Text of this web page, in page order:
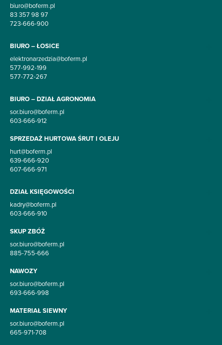
biuro@boferm.pl
83 357 98 97
723-666-900
BIURO – ŁOSICE
elektronarzedzia@boferm.pl
577-992-199
577-772-267
BIURO – DZIAŁ AGRONOMIA
sor.biuro@boferm.pl
603-666-912
SPRZEDAŻ HURTOWA ŚRUT I OLEJU
hurt@boferm.pl
639-666-920
607-666-971
DZIAŁ KSIĘGOWOŚCI
kadry@boferm.pl
603-666-910
SKUP ZBÓŻ
sor.biuro@boferm.pl
885-755-666
NAWOZY
sor.biuro@boferm.pl
693-666-998
MATERIAŁ SIEWNY
sor.biuro@boferm.pl
665-971-708